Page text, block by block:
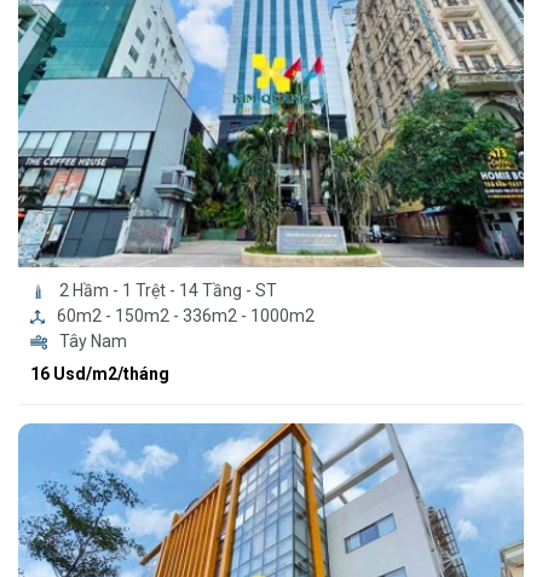
2 Hầm - 1 Trệt - 14 Tầng - ST
60m2 - 150m2 - 336m2 - 1000m2
Tây Nam
16 Usd/m2/tháng